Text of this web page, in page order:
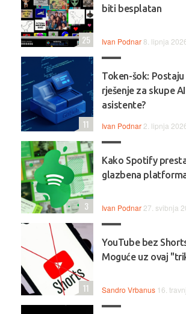
biti besplatan
Ivan Podnar8. lipnja
25
Token-šok:
rješenje za skupe AI
asistente?
Ivan Podnar 2. lipnja
11
Kako Spotify
glazbena
Ivan Podnar 27. svibnja
3
YouTube bez
Moguće uz ovaj
Sandro Vrbanus 16.
11